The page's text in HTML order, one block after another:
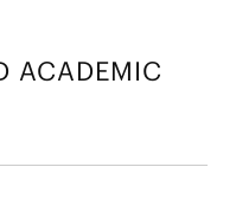
ACADEMIC